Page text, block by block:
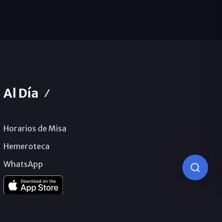
Al Día
Horarios de Misa
Hemeroteca
WhatsApp